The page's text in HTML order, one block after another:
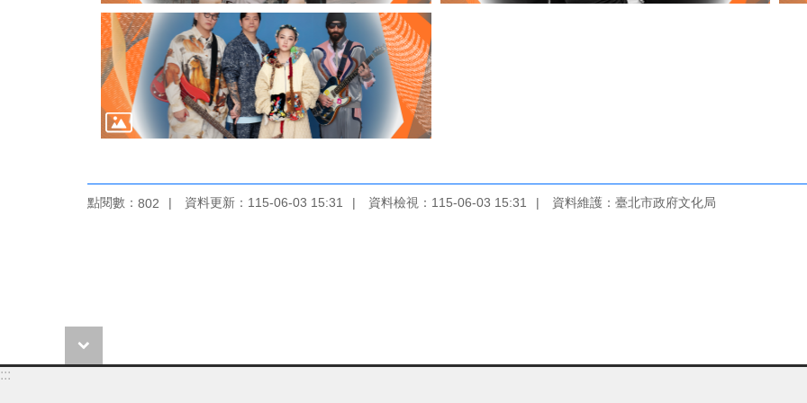
點閱數： 802 資料更新：115-06-03 15:31 資料檢視：115-06-03 15:31 資料維護：臺北市政府文化局
:::